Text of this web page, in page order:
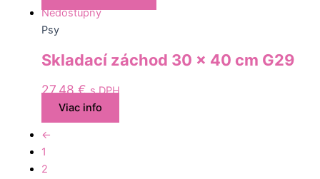
Nedostupný
Psy
Skladací záchod 30 x 40 cm G29
27,48€ s DPH
Viac info
←
1
2